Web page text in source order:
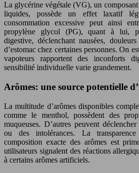
La glycérine végétale (VG), un
liquides, possède un effet laxatif
consommation excessive peut ainsi
propylène glycol (PG), quant à lui,
digestive, déclenchant nausées,
d’estomac chez certaines personnes. On
vapoteurs rapportent des inconforts
sensibilité individuelle varie grandement.
Arômes: une source potentielle
La multitude d’arômes disponibles
comme le menthol, possèdent des
muqueuses. D’autres peuvent
ou des intolérances. La
composition exacte des arômes est
utilisateurs signalent des réactions
à certains arômes artificiels.